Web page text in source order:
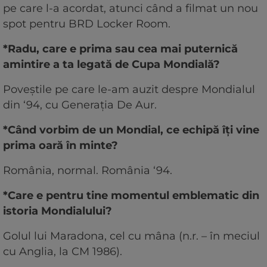
pe care l-a acordat, atunci când a filmat un nou
spot pentru BRD Locker Room.
*Radu, care e prima sau cea mai puternică
amintire a ta legată de Cupa Mondială?
Poveștile pe care le-am auzit despre Mondialul
din ‘94, cu Generația De Aur.
*Când vorbim de un Mondial, ce echipă îți vine
prima oară în minte?
România, normal. România ‘94.
*Care e pentru tine momentul emblematic din
istoria Mondialului?
Golul lui Maradona, cel cu mâna (n.r. – în meciul
cu Anglia, la CM 1986).